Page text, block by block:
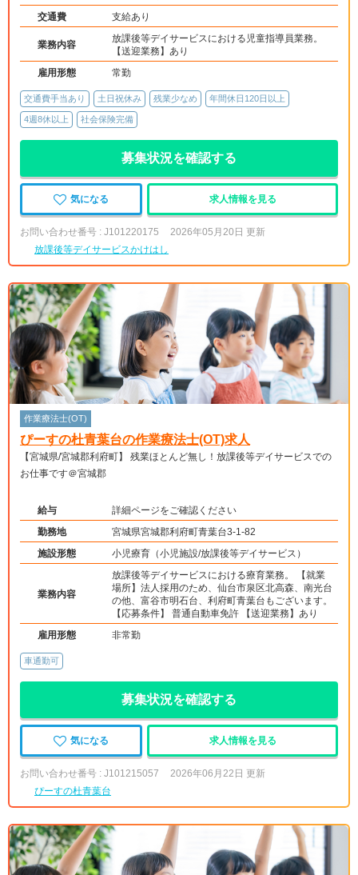
交通費
支給あり
業務内容
放課後等デイサービスにおける児童指導員業務。
【送迎業務】あり
雇用形態
常勤
交通費手当あり 土日祝休み 残業少なめ 年間休日120日以上
4週8休以上 社会保険完備
募集状況を確認する
気になる 求人情報を見る
お問い合わせ番号 : J101220175
2026年05月20日 更新
放課後等デイサービスかけはし
作業療法士(OT)
ぴーすの杜青葉台の作業療法士(OT)求人
【宮城県/宮城郡利府町】 残業ほとんど無し！放課後等デイサービスでの
お仕事です＠宮城郡
給与
詳細ページをご確認ください
勤務地
宮城県宮城郡利府町青葉台3-1-82
施設形態
小児療育（小児施設/放課後等デイサービス）
業務内容
放課後等デイサービスにおける療育業務。 【就業
場所】法人採用のため、仙台市泉区北高森、南光台
の他、富谷市明石台、利府町青葉台もございます。
【応募条件】 普通自動車免許 【送迎業務】あり
雇用形態
非常勤
車通勤可
募集状況を確認する
気になる 求人情報を見る
お問い合わせ番号 : J101215057
2026年06月22日 更新
ぴーすの杜青葉台